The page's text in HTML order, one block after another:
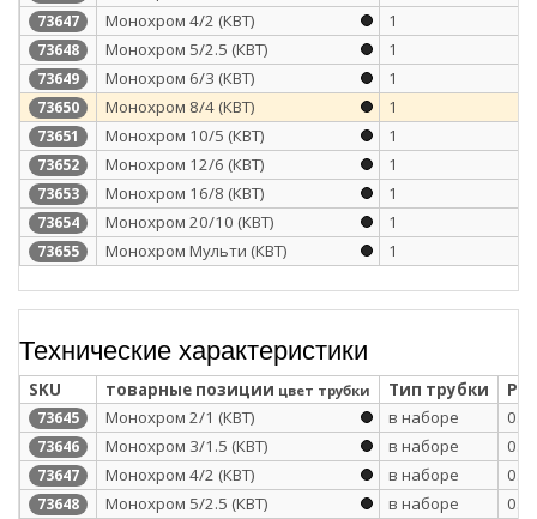
73647 Монохром 4/2 (КВТ) 1
73648 Монохром 5/2.5 (КВТ) 1
73649 Монохром 6/3 (КВТ) 1
73650 Монохром 8/4 (КВТ) 1
73651 Монохром 10/5 (КВТ) 1
73652 Монохром 12/6 (КВТ) 1
73653 Монохром 16/8 (КВТ) 1
73654 Монохром 20/10 (КВТ) 1
73655 Монохром Мульти (КВТ) 1
Технические характеристики
SKU товарные позиции цвет трубки Тип трубки
73645 Монохром 2/1 (КВТ) в наборе
73646 Монохром 3/1.5 (КВТ) в наборе
73647 Монохром 4/2 (КВТ) в наборе
73648 Монохром 5/2.5 (КВТ) в наборе